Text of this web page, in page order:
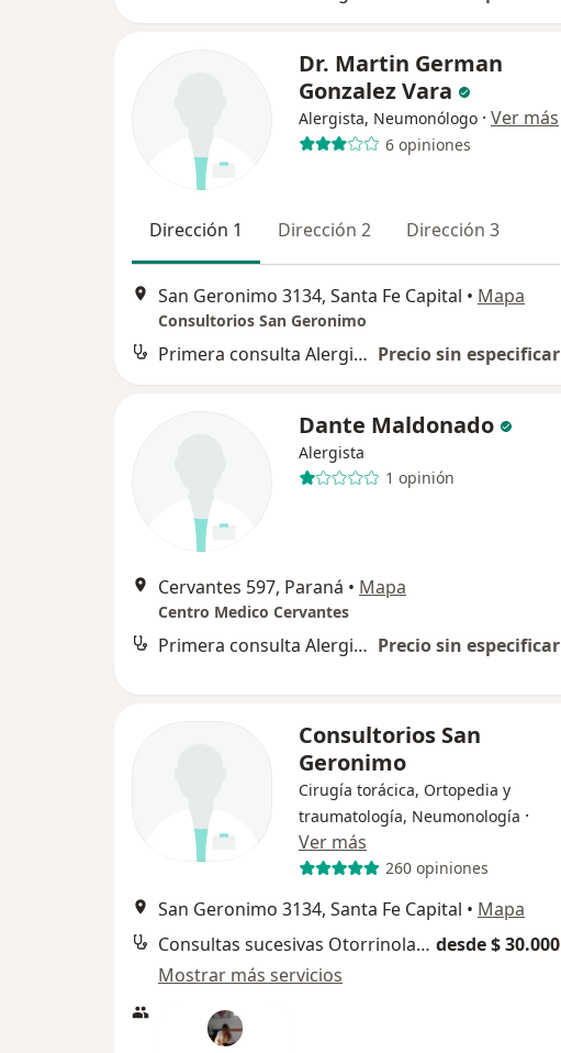
Dr. Martin German
Gonzalez Vara
Alergista, Neumonólogo · Ver más
6 opiniones
Dirección 1 Dirección 2 Dirección 3
San Geronimo 3134, Santa Fe Capital • Mapa
Consultorios San Geronimo
Primera consulta Alergia e Inmunología Precio sin especificar
Dante Maldonado
Alergista
1 opinión
Cervantes 597, Paraná • Mapa
Centro Medico Cervantes
Primera consulta Alergia e Inmunología Precio sin especificar
Consultorios San
Geronimo
Cirugía torácica, Ortopedia y
traumatología, Neumonología ·
Ver más
260 opiniones
San Geronimo 3134, Santa Fe Capital • Mapa
Consultas sucesivas Otorrinolaringología desde $ 30.000
Mostrar más servicios